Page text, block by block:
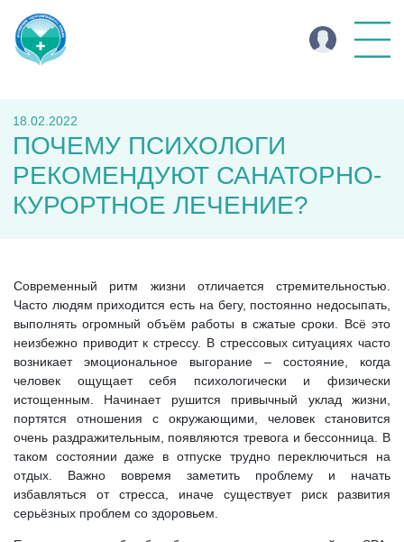
18.02.2022
ПОЧЕМУ ПСИХОЛОГИ
РЕКОМЕНДУЮТ САНАТОРНО-
КУРОРТНОЕ ЛЕЧЕНИЕ?
Современный ритм жизни отличается стремительностью.
Часто людям приходится есть на бегу, постоянно недосыпать,
выполнять огромный объём работы в сжатые сроки. Всё это
неизбежно приводит к стрессу. В стрессовых ситуациях часто
возникает эмоциональное выгорание – состояние, когда
человек ощущает себя психологически и физически
истощенным. Начинает рушится привычный уклад жизни,
портятся отношения с окружающими, человек становится
очень раздражительным, появляются тревога и бессонница. В
таком состоянии даже в отпуске трудно переключиться на
отдых. Важно вовремя заметить проблему и начать
избавляться от стресса, иначе существует риск развития
серьёзных проблем со здоровьем.